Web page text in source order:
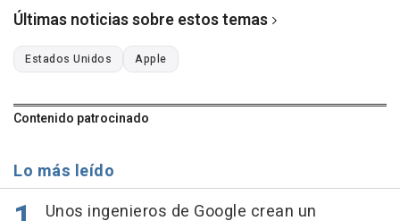
Últimas noticias sobre estos temas
Estados Unidos Apple
Contenido patrocinado
Lo más leído
Unos ingenieros de Google crean un